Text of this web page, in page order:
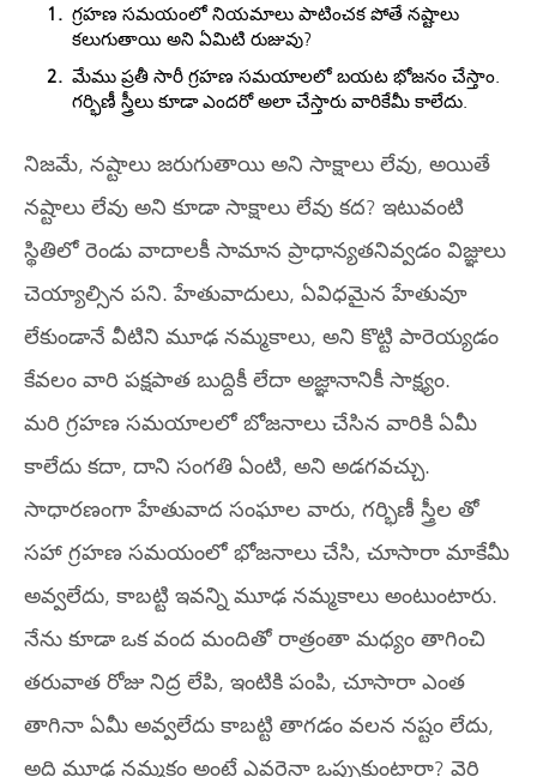
గ్రహణ సమయంలో నియమాలు పాటించక పోతే నష్టాలు
కలుగుతాయి అని ఏమిటి రుజువు?
మేము ప్రతీ సారీ గ్రహణ సమయాలలో బయట భోజనం చేస్తాం.
గర్భిణీ స్త్రీలు కూడా ఎందరో అలా చేస్తారు వారికేమీ కాలేదు.
నిజమే, నష్టాలు జరుగుతాయి అని సాక్షాలు లేవు, అయితే
నష్టాలు లేవు అని కూడా సాక్షాలు లేవు కద? ఇటువంటి
స్థితిలో రెండు వాదాలకీ సామాన ప్రాధాన్యతనివ్వడం విజ్ఞులు
చెయ్యాల్సిన పని. హేతువాదులు, ఏవిధమైన హేతువూ
లేకుండానే వీటిని మూఢ నమ్మకాలు, అని కొట్టి పారెయ్యడం
కేవలం వారి పక్షపాత బుద్దికీ లేదా అజ్ఞానానికీ సాక్ష్యం.
మరి గ్రహణ సమయాలలో బోజనాలు చేసిన వారికి ఏమీ
కాలేదు కదా, దాని సంగతి ఏంటి, అని అడగవచ్చు.
సాధారణంగా హేతువాద సంఘాల వారు, గర్భిణీ స్త్రీల తో
సహా గ్రహణ సమయంలో భోజనాలు చేసి, చూసారా మాకేమీ
అవ్వలేదు, కాబట్టి ఇవన్ని మూఢ నమ్మకాలు అంటుంటారు.
నేను కూడా ఒక వంద మందితో రాత్రంతా మధ్యం తాగించి
తరువాత రోజు నిద్ర లేపి, ఇంటికి పంపి, చూసారా ఎంత
తాగినా ఏమీ అవ్వలేదు కాబట్టి తాగడం వలన నష్టం లేదు,
అది మూఢ నమ్మకం అంటే ఎవరైనా ఒప్పుకుంటారా? వెర్రి